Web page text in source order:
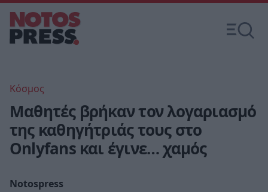
Κόσμος
Μαθητές βρήκαν τον λογαριασμό
της καθηγήτριάς τους στο
Onlyfans και έγινε… χαμός
Notospress